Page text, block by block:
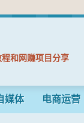
和网赚项目分享
媒体 电商运营